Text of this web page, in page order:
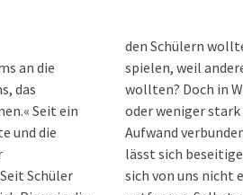
an die
das
Seit ein
und die
Schüler
den Schülern
spielen, weil
wollten? Doch in
oder weniger stark
Aufwand
lässt sich
sich von uns nicht